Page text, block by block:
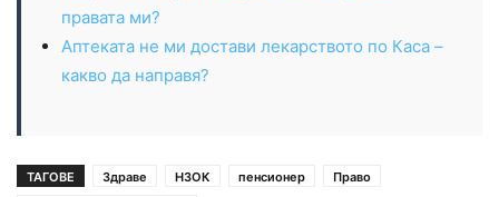
правата ми?
Аптеката не ми достави лекарството по Каса –
какво да направя?
ТАГОВЕ Здраве НЗОК пенсионер
Право